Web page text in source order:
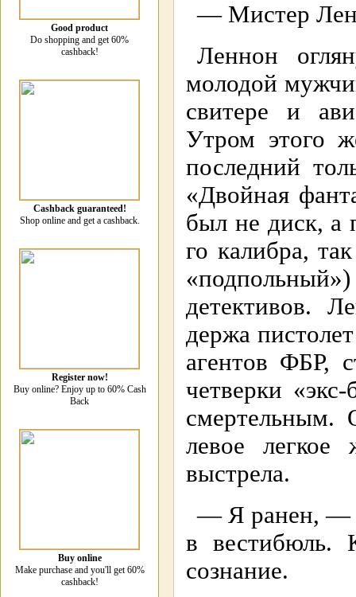
— Мистер
Леннон
молодой
свитере и
Утром этого
последний
«Двойная
был не диск, а
го калибра,
детективов.
держа
агентов ФБР,
четверки
смертельным.
левое легкое
выстрела.
— Я ранен, —
в вестибюль.
сознание.
Good product
Do shopping and get 60%
cashback!
Cashback guaranteed!
Shop online and get a cashback.
Register now!
Buy online? Enjoy up to 60% Cash
Back
Buy online
Make purchase and you'll get 60%
cashback!